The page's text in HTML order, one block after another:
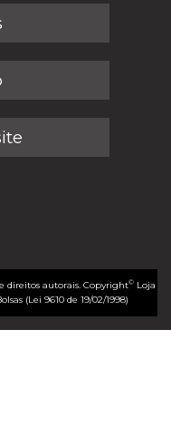
direitos autorais. Copyright©Loja
(Lei 9610 de 19/02/1998)